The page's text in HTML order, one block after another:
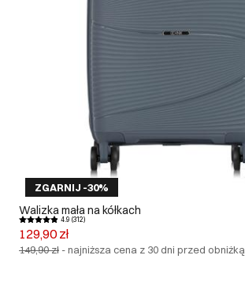
ZGARNIJ -30%
Walizka mała na kółkach
4.9 (312)
129,90 zł
149,90 zł -najniższa cena z 30 dni przed obniżką